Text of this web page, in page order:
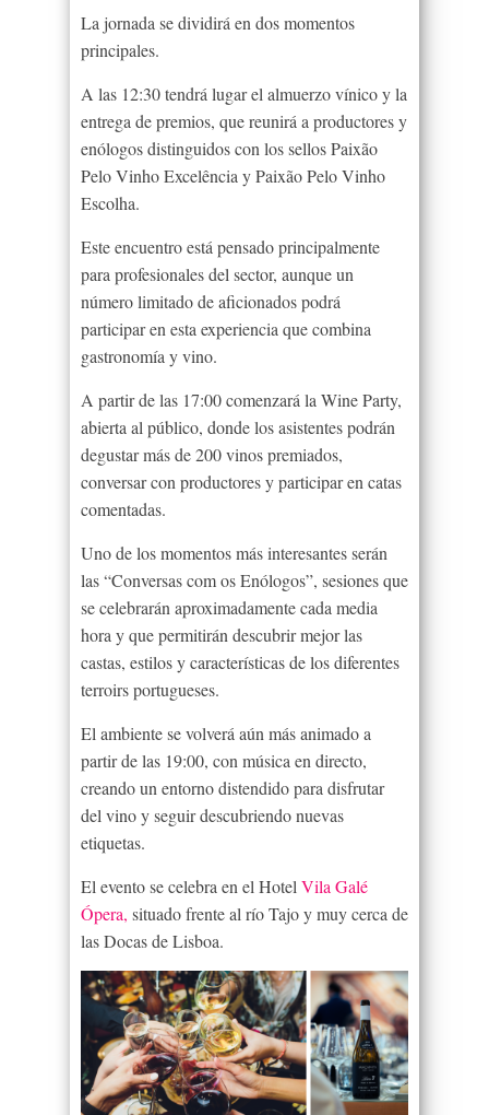
La jornada se dividirá en dos momentos
principales.
A las 12:30 tendrá lugar el almuerzo vínico y la
entrega de premios, que reunirá a productores y
enólogos distinguidos con los sellos Paixão
Pelo Vinho Excelência y Paixão Pelo Vinho
Escolha.
Este encuentro está pensado principalmente
para profesionales del sector, aunque un
número limitado de aficionados podrá
participar en esta experiencia que combina
gastronomía y vino.
A partir de las 17:00 comenzará la Wine Party,
abierta al público, donde los asistentes podrán
degustar más de 200 vinos premiados,
conversar con productores y participar en catas
comentadas.
Uno de los momentos más interesantes serán
las “Conversas com os Enólogos”, sesiones que
se celebrarán aproximadamente cada media
hora y que permitirán descubrir mejor las
castas, estilos y características de los diferentes
terroirs portugueses.
El ambiente se volverá aún más animado a
partir de las 19:00, con música en directo,
creando un entorno distendido para disfrutar
del vino y seguir descubriendo nuevas
etiquetas.
El evento se celebra en el Hotel Vila Galé
Ópera, situado frente al río Tajo y muy cerca de
las Docas de Lisboa.